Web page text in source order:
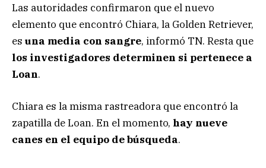
Las autoridades confirmaron que el nuevo
elemento que encontró Chiara, la Golden Retriever,
es una media con sangre, informó TN. Resta que
los investigadores determinen si pertenece a
Loan.
Chiara es la misma rastreadora que encontró la
zapatilla de Loan. En el momento, hay nueve
canes en el equipo de búsqueda.